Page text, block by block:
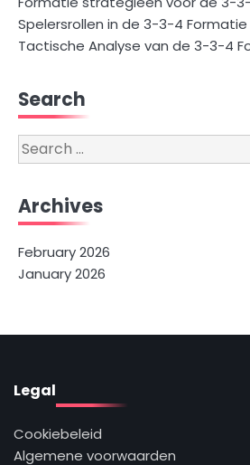
Spelersrollen in de 3-3-4 Formatie
Tactische Analyse van de 3-3-4
Search
Search
for:
Archives
February 2026
January 2026
Legal
Cookiebeleid
Algemene voorwaarden